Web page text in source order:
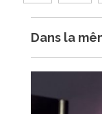
Dans la